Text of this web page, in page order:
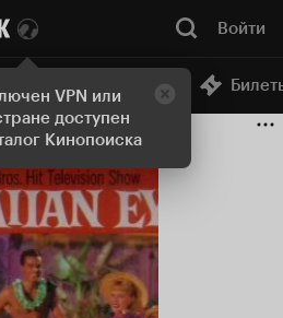
VPN или
доступен
Кинопоиска
Войти
Онлайн-кинотеатр